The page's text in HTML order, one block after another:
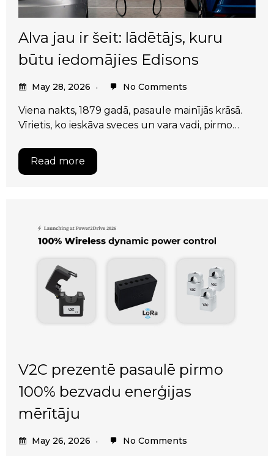
Alva jau ir šeit: lādētājs, kuru
būtu iedomājies Edisons
May 28, 2026 No Comments
Viena nakts, 1879 gadā, pasaule mainījās krāsā.
Vīrietis, ko ieskāva sveces un vara vadi, pirmo…
Read more
V2C prezentē pasaulē pirmo
100% bezvadu enerģijas
mērītāju
May 26, 2026 No Comments